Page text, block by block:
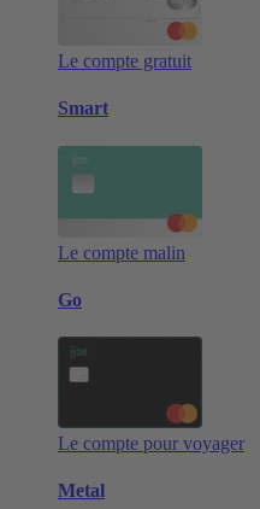
Le compte gratuit
Smart
Le compte malin
Go
Le compte pour voyager
Metal